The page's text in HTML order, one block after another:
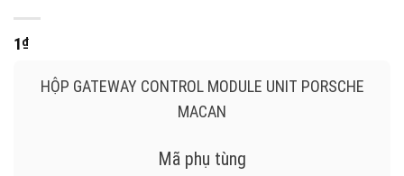
1₫
HỘP GATEWAY CONTROL MODULE UNIT PORSCHE
MACAN
Mã phụ tùng